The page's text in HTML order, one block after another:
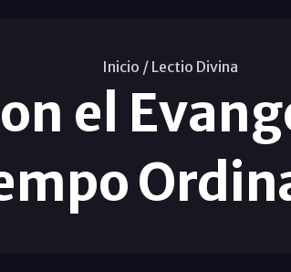
Inicio / Lectio Divina
el